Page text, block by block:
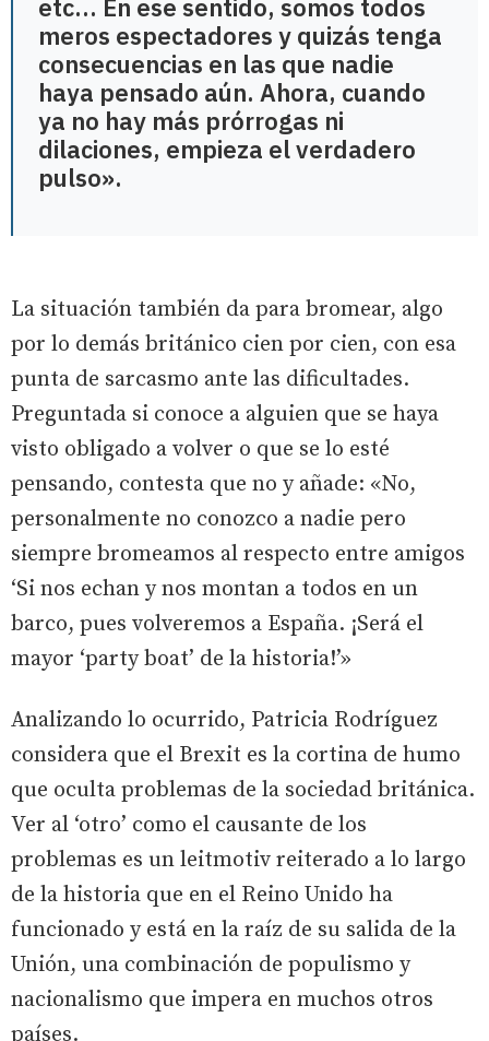
etc... En ese sentido, somos todos
meros espectadores y quizás tenga
consecuencias en las que nadie
haya pensado aún. Ahora, cuando
ya no hay más prórrogas ni
dilaciones, empieza el verdadero
pulso».
La situación también da para bromear, algo
por lo demás británico cien por cien, con esa
punta de sarcasmo ante las dificultades.
Preguntada si conoce a alguien que se haya
visto obligado a volver o que se lo esté
pensando, contesta que no y añade: «No,
personalmente no conozco a nadie pero
siempre bromeamos al respecto entre amigos
‘Si nos echan y nos montan a todos en un
barco, pues volveremos a España. ¡Será el
mayor ‘party boat’ de la historia!’»
Analizando lo ocurrido, Patricia Rodríguez
considera que el Brexit es la cortina de humo
que oculta problemas de la sociedad británica.
Ver al ‘otro’ como el causante de los
problemas es un leitmotiv reiterado a lo largo
de la historia que en el Reino Unido ha
funcionado y está en la raíz de su salida de la
Unión, una combinación de populismo y
nacionalismo que impera en muchos otros
países.